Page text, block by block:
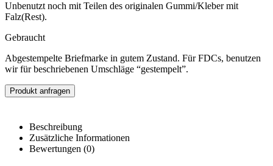
Unbenutzt noch mit Teilen des originalen Gummi/Kleber mit
Falz(Rest).
Gebraucht
Abgestempelte Briefmarke in gutem Zustand. Für FDCs, benutzen
wir für beschriebenen Umschläge “gestempelt”.
Produkt anfragen
Beschreibung
Zusätzliche Informationen
Bewertungen (0)